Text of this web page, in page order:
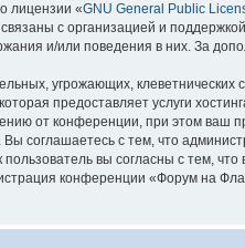
лицензии «GNU General Public
с организацией и
и/или поведения в них. За
угрожающих,
предоставляет услуги
от конференции, при этом ваш
Вы соглашаетесь с тем, что
вы согласны с тем,
конференции «Форум на